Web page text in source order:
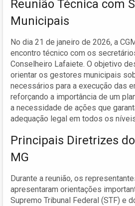
Reunião Técnica com
Municipais
No dia 21 de janeiro de 2026, a
encontro técnico com os
Conselheiro Lafaiete. O objetivo
orientar os gestores municipais
necessários para a execução das
reforçando a importância de um
a necessidade de ações que
adequação legal em todos os
Principais Diretrizes do
MG
Durante a reunião, os
apresentaram orientações
Supremo Tribunal Federal (STF) e